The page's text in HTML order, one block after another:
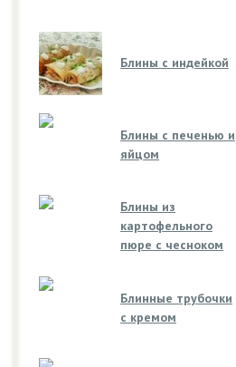
Блины с индейкой
Блины с печенью и
яйцом
Блины из
картофельного
пюре с чесноком
Блинные трубочки
с кремом